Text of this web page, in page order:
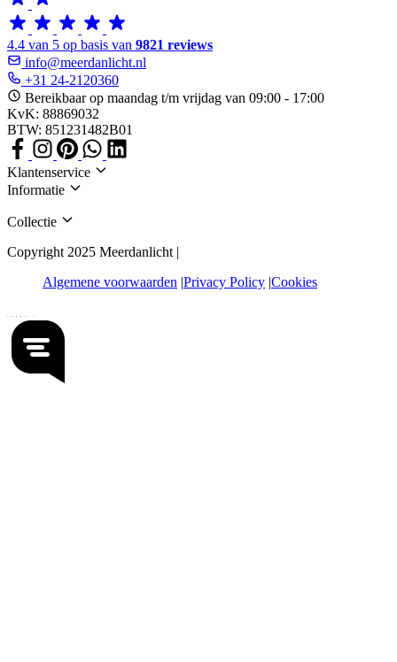
4.4 van 5 op basis van 9821 reviews
info@meerdanlicht.nl
+31 24-2120360
Bereikbaar op maandag t/m vrijdag van 09:00 - 17:00
KvK: 88869032
BTW: 851231482B01
Klantenservice
Informatie
Collectie
Copyright 2025 Meerdanlicht |
Algemene voorwaarden Privacy Policy Cookies